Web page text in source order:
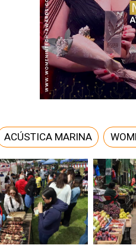
ACÚSTICA MARINA